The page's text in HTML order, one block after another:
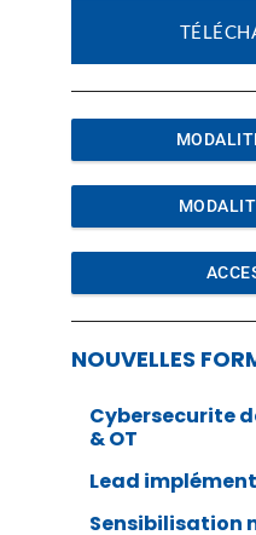
NOUVELLES
Cybersecurite
& OT
Lead
Sensibilisation